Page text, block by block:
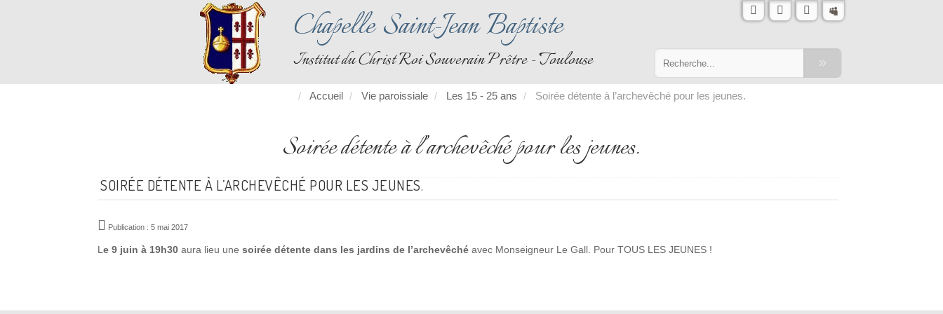
Chapelle Saint-Jean Baptiste
Institut du Christ Roi Souverain Prêtre - Toulouse
Accueil Vie paroissiale Les 15 - 25 ans Soirée détente à l’archevêché pour les jeunes.
Soirée détente à l’archevêché pour les jeunes.
SOIRÉE DÉTENTE À L’ARCHEVÊCHÉ POUR LES JEUNES.
Publication : 5 mai 2017
Le 9 juin à 19h30 aura lieu unesoirée détente dans les jardins de l’archevêchéavec Monseigneur Le Gall. Pour TOUS LES JEUNES !